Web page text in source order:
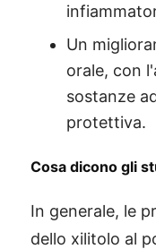
Un
orale, con
sostanze
protettiva.
Cosa dicono gli
In generale, le
dello xilitolo al